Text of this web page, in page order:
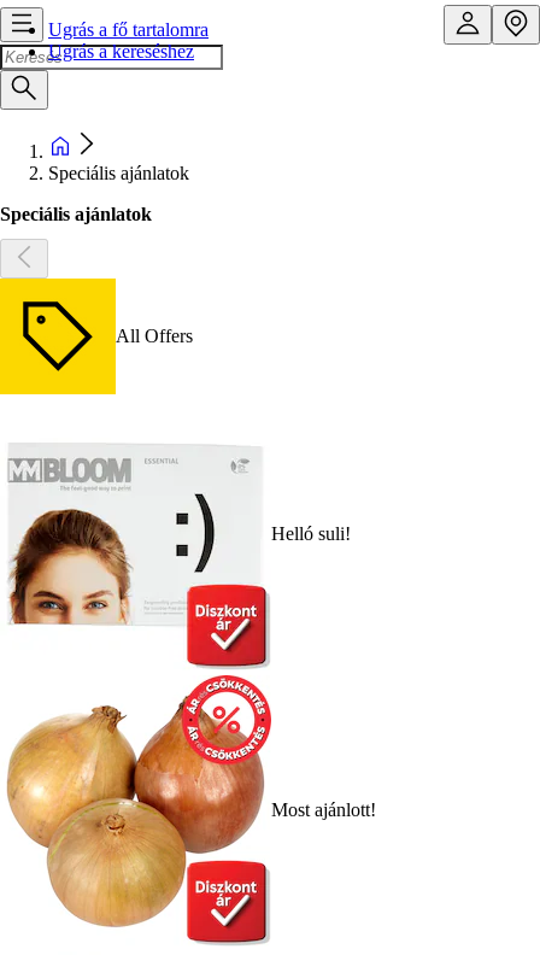
Ugrás a fő tartalomra
Ugrás a kereséshez
Speciális ajánlatok
Speciális ajánlatok
All Offers
Helló suli!
Most ajánlott!